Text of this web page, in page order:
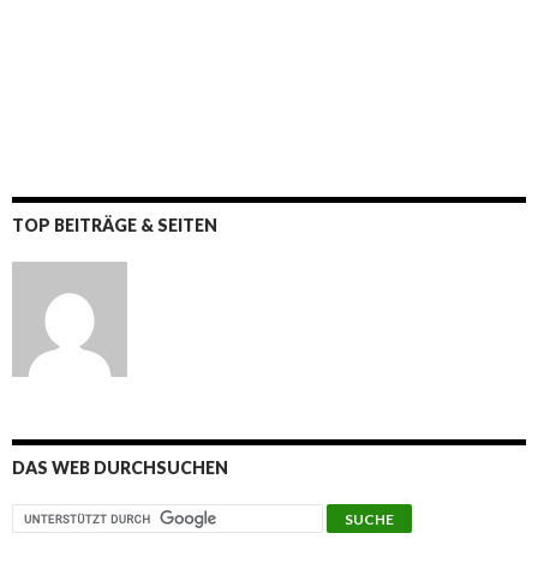
TOP BEITRÄGE & SEITEN
DAS WEB DURCHSUCHEN